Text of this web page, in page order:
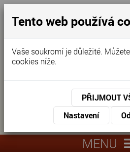
prohlídka
KONTAKTUJTE
MENU
Tento web používá
Vaše soukromí je důležité.
cookies níže.
PŘIJMOUT
Nastavení